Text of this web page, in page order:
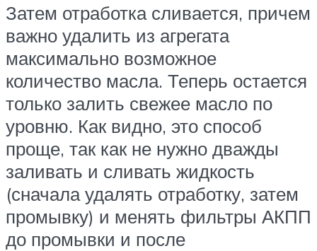
Затем отработка сливается, причем
важно удалить из агрегата
максимально возможное
количество масла. Теперь остается
только залить свежее масло по
уровню. Как видно, это способ
проще, так как не нужно дважды
заливать и сливать жидкость
(сначала удалять отработку, затем
промывку) и менять фильтры АКПП
до промывки и после